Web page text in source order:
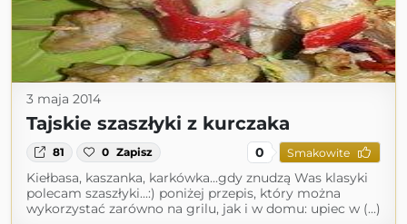
3 maja 2014
Tajskie szaszłyki z kurczaka
81 0 Zapisz 0 Smakowite
Kiełbasa, kaszanka, karkówka...gdy znudzą Was klasyki
polecam szaszłyki...:) poniżej przepis, który można
wykorzystać zarówno na grilu, jak i w domu: upiec w (...)